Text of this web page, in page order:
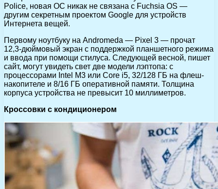
Police, новая ОС никак не связана с Fuchsia OS —
другим секретным проектом Google для устройств
Интернета вещей.
Первому ноутбуку на Andromeda — Pixel 3 — прочат
12,3-дюймовый экран с поддержкой планшетного режима
и ввода при помощи стилуса. Следующей весной, пишет
сайт, могут увидеть свет две модели лэптопа: с
процессорами Intel M3 или Core i5, 32/128 ГБ на флеш-
накопителе и 8/16 ГБ оперативной памяти. Толщина
корпуса устройства не превысит 10 миллиметров.
Кроссовки с кондиционером